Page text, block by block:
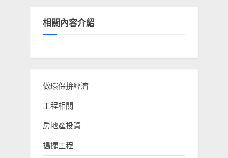
相關內容介紹
做環保拚經濟
工程相關
房地產投資
搗擺工程